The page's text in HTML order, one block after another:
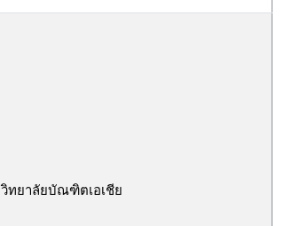
วิทยาลัยบัณฑิตเอเชีย